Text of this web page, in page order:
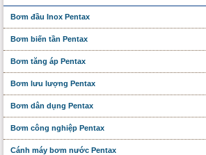
Bơm đầu Inox Pentax
Bơm biến tần Pentax
Bơm tăng áp Pentax
Bơm lưu lượng Pentax
Bơm dân dụng Pentax
Bơm công nghiệp Pentax
Cánh máy bơm nước Pentax